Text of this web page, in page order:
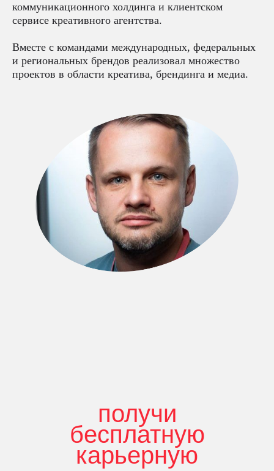
коммуникационного холдинга и клиентском
сервисе креативного агентства.
Вместе с командами международных, федеральных
и региональных брендов реализовал множество
проектов в области креатива, брендинга и медиа.
получи
бесплатную
карьерную